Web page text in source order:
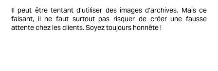
Il peut être tentant d’utiliser des images d’archives. Mais ce
faisant, il ne faut surtout pas risquer de créer une fausse
attente chez les clients. Soyez toujours honnête !